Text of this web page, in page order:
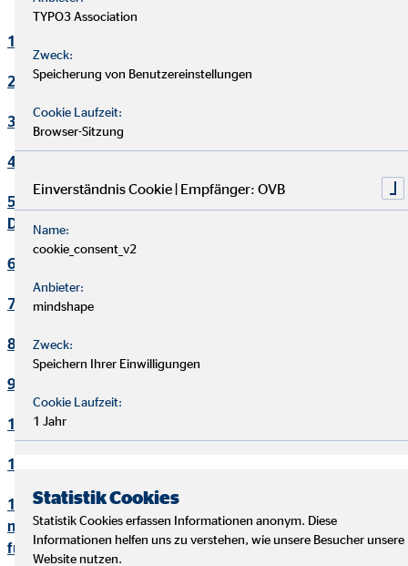
1. Verantwortlicher
2. Kontakt Datenschutzbeauftragter
3. Maßgebliche Rechtsgrundlagen
4. Sicherheitsmaßnahmen
5. Übermittlung und Offenbarung von personenbezogenen
Daten
6. Datenverarbeitung in Drittländern
7. Einsatz von Cookies
8. Kontaktaufnahme
9. Bereitstellung des Onlineangebotes und Webhosting
10. Bewerbungsverfahren
11. Online-Marketing
12. Informationen zum Datenschutz und rechtlich
notwendige Informationen beim Einsatz des Service "Zoom"
für Videokonferenzen
TYPO3 Association
Zweck:
Speicherung von Benutzereinstellungen
Cookie Laufzeit:
Browser-Sitzung
Einverständnis Cookie | Empfänger: OVB
Name:
cookie_consent_v2
Anbieter:
mindshape
Zweck:
Speichern Ihrer Einwilligungen
Cookie Laufzeit:
1 Jahr
Statistik Cookies
Statistik Cookies erfassen Informationen anonym. Diese
Informationen helfen uns zu verstehen, wie unsere Besucher unsere
Website nutzen.